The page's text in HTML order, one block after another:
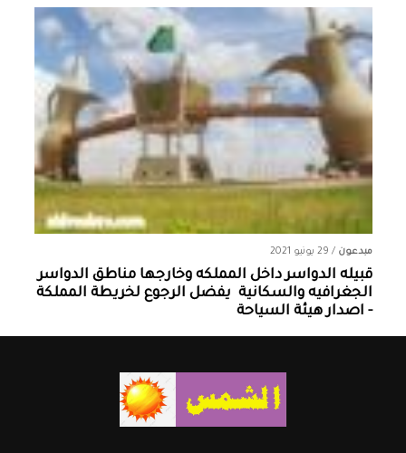
مبدعون / 29 يونيو 2021
قبيله الدواسر داخل المملكه وخارجها ‏مناطق الدواسر
الجغرافيه والسكانية ‏ يفضل الرجوع لخريطة المملكة
- اصدار هيئة السياحة